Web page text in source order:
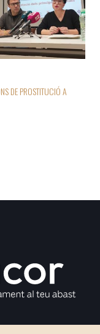
DE PROSTITUCIÓ A